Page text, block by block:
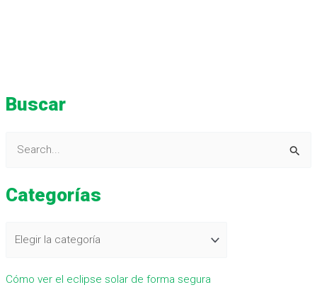
Buscar
s
p
Categorías
Cómo ver el eclipse solar de forma segura